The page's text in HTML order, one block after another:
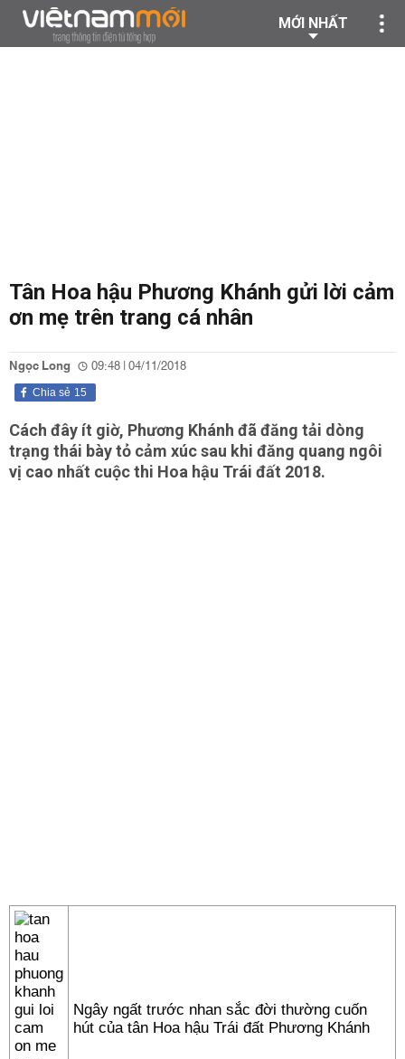
MỚI NHẤT
Tân Hoa hậu Phương Khánh gửi lời cảm
ơn mẹ trên trang cá nhân
Ngọc Long 09:48 | 04/11/2018
15
Chia sẻ
Cách đây ít giờ, Phương Khánh đã đăng tải dòng
trạng thái bày tỏ cảm xúc sau khi đăng quang ngôi
vị cao nhất cuộc thi Hoa hậu Trái đất 2018.
Ngây ngất trước nhan sắc đời thường cuốn
hút của tân Hoa hậu Trái đất Phương Khánh